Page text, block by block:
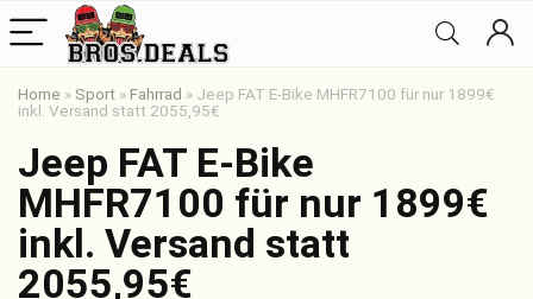
Home » Sport » Fahrrad » Jeep FAT E-Bike MHFR7100 für nur 1899€
inkl. Versand statt 2055,95€
Jeep FAT E-Bike
MHFR7100 für nur 1899€
inkl. Versand statt
2055,95€